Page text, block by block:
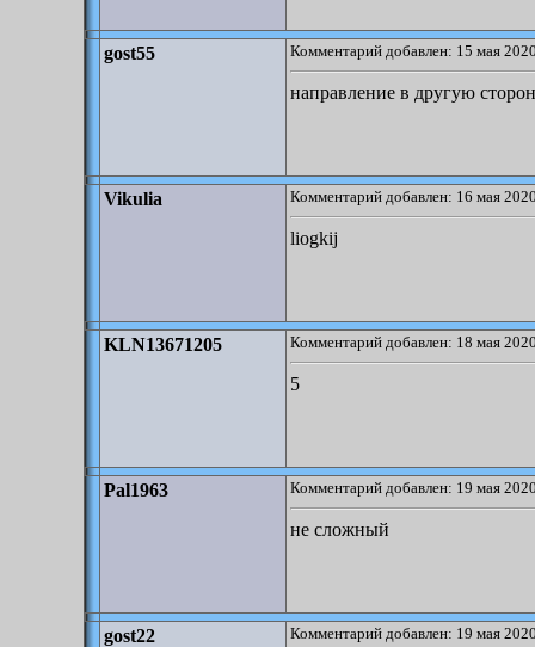
gost55 Комментарий добавлен: 15 мая
направление в другую
Vikulia Комментарий добавлен: 16 мая
liogkij
KLN13671205 Комментарий добавлен: 18 мая
5
Pal1963 Комментарий добавлен: 19 мая
не сложный
gost22 Комментарий добавлен: 19 мая